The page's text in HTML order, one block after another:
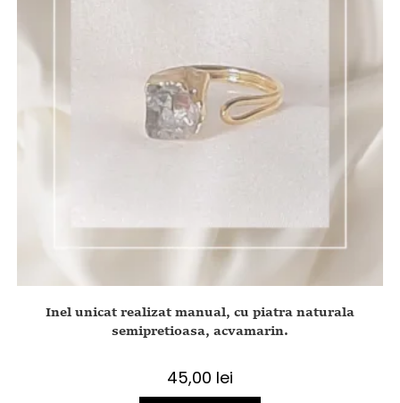
Inel unicat realizat manual, cu piatra naturala
semipretioasa, acvamarin.
45,00 lei